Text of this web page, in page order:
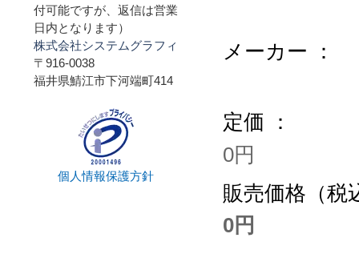
メーカー ：
定価 ：
0円
販売価格（税
0円
付可能ですが、返信は営業
日内となります）
株式会社システムグラフィ
〒916-0038
福井県鯖江市下河端町414
個人情報保護方針